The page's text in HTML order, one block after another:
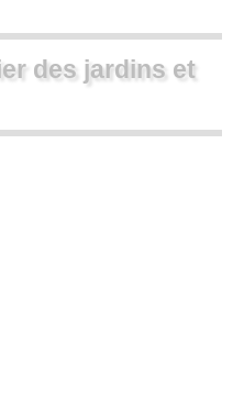
des jardins et